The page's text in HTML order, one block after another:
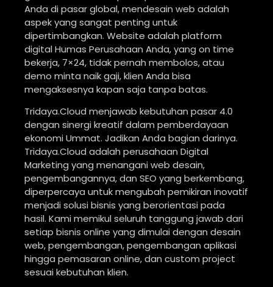
Anda di pasar global, mendesain web adalah
aspek yang sangat penting untuk
dipertimbangkan. Website adalah platform
digital Humas Perusahaan Anda, yang on time
bekerja, 7×24, tidak pernah membolos, atau
demo minta naik gaji, klien Anda bisa
mengaksesnya kapan saja tanpa batas.
Tridaya.Cloud menjawab kebutuhan pasar 4.0
dengan sinergi kreatif dalam pemberdayaan
ekonomi Ummat. Jadikan Anda bagian darinya.
Tridaya.Cloud adalah perusahaan Digital
Marketing yang menangani web desain,
pengembangannya, dan SEO yang berkembang,
diperpercaya untuk mengubah pemikiran inovatif
menjadi solusi bisnis yang berorientasi pada
hasil. Kami memikul seluruh tanggung jawab dari
setiap bisnis online yang dimulai dengan desain
web, pengembangan, pengembangan aplikasi
hingga pemasaran online, dan custom project
sesuai kebutuhan klien.